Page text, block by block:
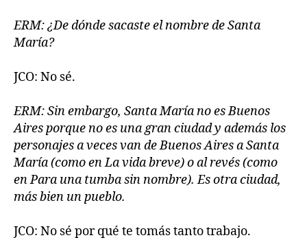
ERM: ¿De dónde sacaste el nombre de Santa
María?
JCO: No sé.
ERM: Sin embargo, Santa María no es Buenos
Aires porque no es una gran ciudad y además los
personajes a veces van de Buenos Aires a Santa
María (como en La vida breve) o al revés (como
en Para una tumba sin nombre). Es otra ciudad,
más bien un pueblo.
JCO: No sé por qué te tomás tanto trabajo.